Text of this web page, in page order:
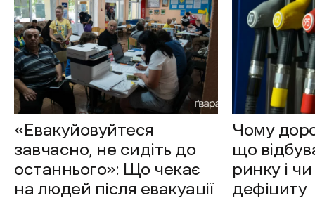
«Евакуйовуйтеся
завчасно, не сидіть до
останнього»: Що чекає
на людей після евакуації
Чому
що
ринку і
дефіциту